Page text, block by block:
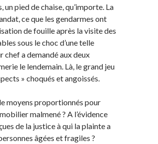
pied de chaise, qu’importe. La
ce que les gendarmes ont
de fouille après la visite des
sous le choc d’une telle
chef a demandé aux deux
le lendemain. Là, le grand jeu
» choqués et angoissés.
moyens proportionnés pour
malmené ? A l’évidence
de la justice à qui la plainte a
âgées et fragiles ?